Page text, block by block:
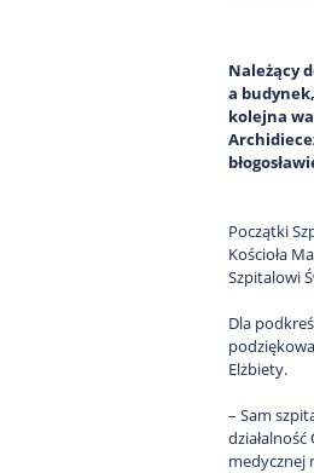
Należący
a
kolejna
Początki
Kościoła
Szpitalowi
Dla
Elżbiety.
– Sam
medycznej